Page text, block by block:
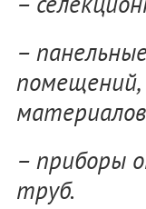
–
–
помещений,
– приборы
труб.